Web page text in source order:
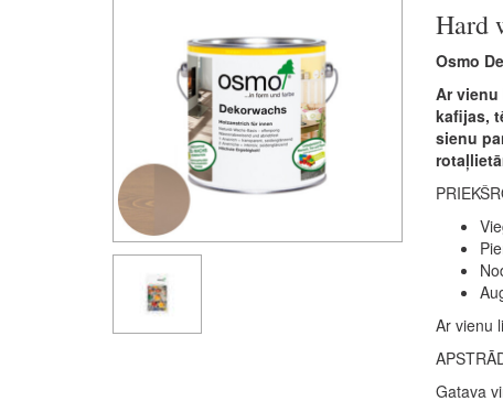
Hard
Osmo
Ar
kafijas,
sienu
Ar vienu
Gatava